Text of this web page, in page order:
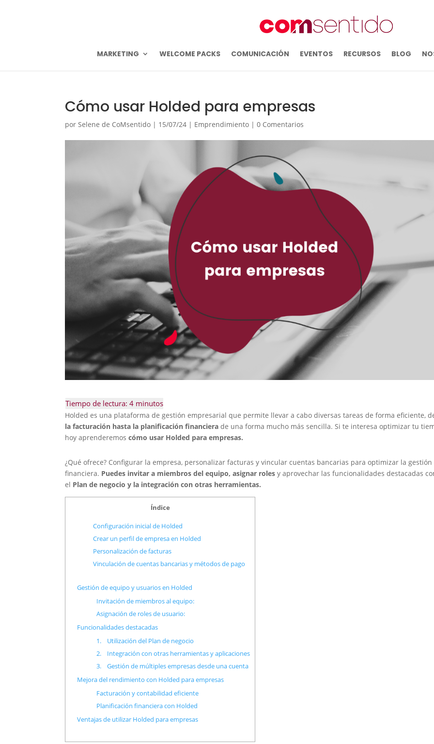
MARKETING WELCOME PACKS COMUNICACIÓN EVENTOS RECURSOS BLOG
Cómo usar Holded para empresas
porSelene de CoMsentido | 15/07/24 | Emprendimiento |0 Comentarios
Holded es una plataforma de gestión empresarial que permite llevar a cabo diversas tareas de forma eficiente,
la facturación hasta la planificación financiera de una forma mucho más sencilla. Si te interesa optimizar tu
hoy aprenderemoscómo usar Holded para empresas.
¿Qué ofrece? Configurar la empresa, personalizar facturas y vincular cuentas bancarias para optimizar la gestión
financiera. Puedes invitar a miembros del equipo, asignar rolesy aprovechar las funcionalidades destacadas
el Plan de negocio y la integración con otras herramientas.
Índice
Configuración inicial de Holded
Crear un perfil de empresa en Holded
Personalización de facturas
Vinculación de cuentas bancarias y métodos de pago
Gestión de equipo y usuarios en Holded
Invitación de miembros al equipo:
Asignación de roles de usuario:
Funcionalidades destacadas
1. Utilización del Plan de negocio
2. Integración con otras herramientas y aplicaciones
3. Gestión de múltiples empresas desde una cuenta
Mejora del rendimiento con Holded para empresas
Facturación y contabilidad eficiente
Planificación financiera con Holded
Ventajas de utilizar Holded para empresas